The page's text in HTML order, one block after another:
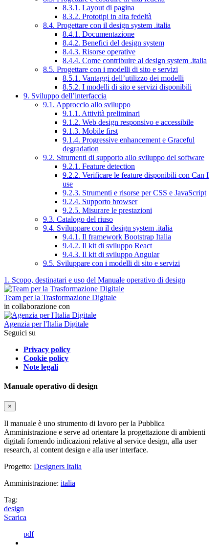
8.3.1. Layout di pagina
8.3.2. Prototipi in alta fedeltà
8.4. Progettare con il design system .italia
8.4.1. Documentazione
8.4.2. Benefici del design system
8.4.3. Risorse operative
8.4.4. Come contribuire al design system .italia
8.5. Progettare con i modelli di sito e servizi
8.5.1. Vantaggi dell’utilizzo dei modelli
8.5.2. I modelli di sito e servizi disponibili
9. Sviluppo dell’interfaccia
9.1. Approccio allo sviluppo
9.1.1. Attività preliminari
9.1.2. Web design responsivo e accessibile
9.1.3. Mobile first
9.1.4. Progressive enhancement e Graceful
degradation
9.2. Strumenti di supporto allo sviluppo del software
9.2.1. Feature detection
9.2.2. Verificare le feature disponibili con Can I
use
9.2.3. Strumenti e risorse per CSS e JavaScript
9.2.4. Supporto browser
9.2.5. Misurare le prestazioni
9.3. Catalogo del riuso
9.4. Sviluppare con il design system .italia
9.4.1. Il framework Bootstrap Italia
9.4.2. Il kit di sviluppo React
9.4.3. Il kit di sviluppo Angular
9.5. Sviluppare con i modelli di sito e servizi
1. Scopo, destinatari e uso del Manuale operativo di design
Team per la Trasformazione Digitale
in collaborazione con
Agenzia per l'Italia Digitale
Seguici su
Privacy policy
Cookie policy
Note legali
Manuale operativo di design
×
Il manuale è uno strumento di lavoro per la Pubblica
Amministrazione e serve ad orientare la progettazione di ambienti
digitali fornendo indicazioni relative al service design, alla user
research, al content design e alla user interface.
Progetto: Designers Italia
Amministrazione: italia
Tag:
design
Scarica
pdf